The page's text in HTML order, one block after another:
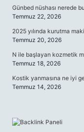
Günbed nüshası nerede
Temmuz 22, 2026
2025 yılında kurutma
Temmuz 20, 2026
N ile başlayan kozmetik
Temmuz 18, 2026
Kostik yanmasına ne iyi
Temmuz 14, 2026